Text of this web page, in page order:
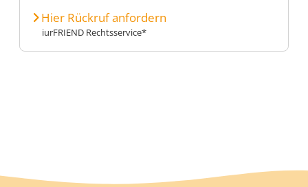
Hier Rückruf anfordern
iurFRIEND Rechtsservice*